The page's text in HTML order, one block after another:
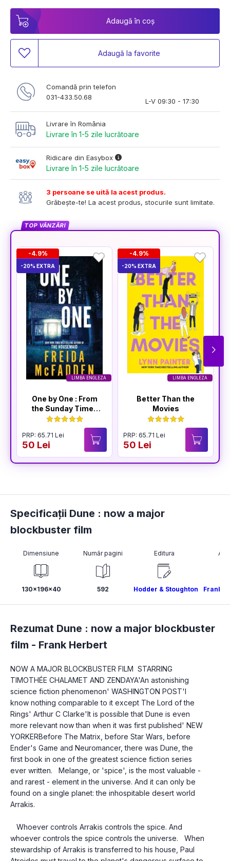
Adaugă în coș
Adaugă la favorite
Comandă prin telefon
031-433.50.68
L-V 09:30 - 17:30
Livrare în România
Livrare în 1-5 zile lucrătoare
Ridicare din Easybox
Livrare în 1-5 zile lucrătoare
3 persoane se uită la acest produs.
Grăbește-te! La acest produs, stocurile sunt limitate.
TOP VÂNZĂRI
LIMBA ENGLEZA
-4.9%
-20% EXTRA
One by One : From
the Sunday Times
Bestselling Author
of The Housemaid
PRP: 65.71 Lei
50 Lei
LIMBA ENGLEZA
-4.9%
-20% EXTRA
Better Than the
Movies
PRP: 65.71 Lei
50 Lei
Specificații Dune : now a major
blockbuster film
Dimensiune
130x196x40
Număr pagini
592
Editura
Hodder & Stoughton Frank
Rezumat Dune : now a major blockbuster
film - Frank Herbert
NOW A MAJOR BLOCKBUSTER FILM  STARRING
TIMOTHÉE CHALAMET AND ZENDAYA'An astonishing
science fiction phenomenon' WASHINGTON POST'I
know nothing comparable to it except The Lord of the
Rings' Arthur C Clarke'It is possible that Dune is even
more relevant now than when it was first published' NEW
YORKERBefore The Matrix, before Star Wars, before
Ender's Game and Neuromancer, there was Dune, the
first book in one of the greatest science fiction series
ever written.   Melange, or 'spice', is the most valuable -
and rarest - element in the universe. And it can only be
found on a single planet: the inhospitable desert world
Arrakis.
whoever controls the spice controls the universe.   When
stewardship of Arrakis is transferred to his house, Paul